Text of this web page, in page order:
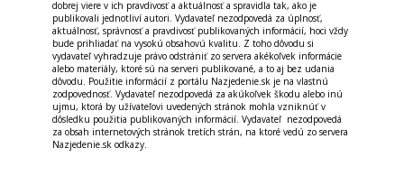
dobrej viere v ich pravdivosť a aktuálnosť a spravidla tak, ako je
publikovali jednotliví autori. Vydavateľ nezodpovedá za úplnosť,
aktuálnosť, správnosť a pravdivosť publikovaných informácií, hoci vždy
bude prihliadať na vysokú obsahovú kvalitu. Z toho dôvodu si
vydavateľ vyhradzuje právo odstrániť zo servera akékoľvek informácie
alebo materiály, ktoré sú na serveri publikované, a to aj bez udania
dôvodu. Použitie informácií z portálu Nazjedenie.sk je na vlastnú
zodpovednosť. Vydavateľ nezodpovedá za akúkoľvek škodu alebo inú
ujmu, ktorá by užívateľovi uvedených stránok mohla vzniknúť v
dôsledku použitia publikovaných informácií. Vydavateľ nezodpovedá
za obsah internetových stránok tretích strán, na ktoré vedú zo servera
Nazjedenie.sk odkazy.